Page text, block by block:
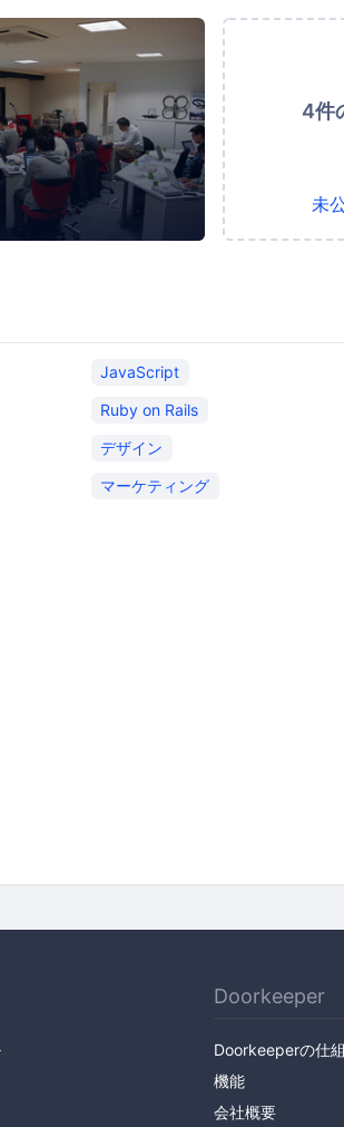
4件
未
JavaScript
Ruby on Rails
デザイン
マーケティング
Doorkeeper
Doorkeeperの仕
機能
会社概要